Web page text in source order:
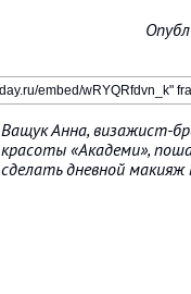
Ващук Анна, визажист-
красоты «Академи»,
сделать дневной макияж